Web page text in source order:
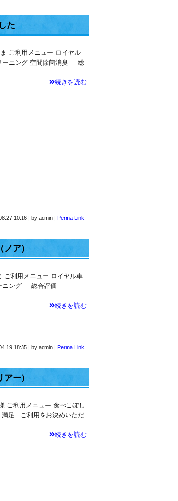
た
ご利用メニュー ロイヤル
ーニング 空間除菌消臭 総
続きを読む
10:16| by admin| Perma Link
ア）
ご利用メニュー ロイヤル車
ニング 総合評価
続きを読む
18:35| by admin| Perma Link
ー）
ご利用メニュー 食べこぼし
ご利用をお決めいただ
続きを読む